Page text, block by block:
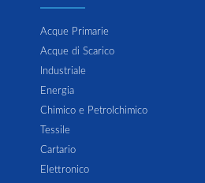
Acque Primarie
Acque di Scarico
Industriale
Energia
Chimico e Petrolchimico
Tessile
Cartario
Elettronico